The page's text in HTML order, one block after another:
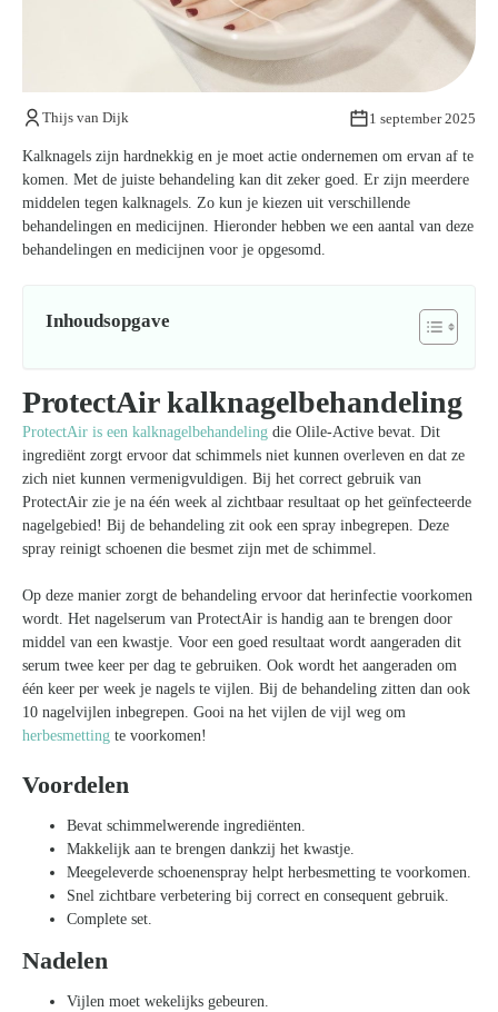
Kom van je kalknagels af
Thijs van Dijk 1 september 2025
Kalknagels zijn hardnekkig en je moet actie ondernemen om ervan af te
komen. Met de juiste behandeling kan dit zeker goed. Er zijn meerdere
middelen tegen kalknagels. Zo kun je kiezen uit verschillende
behandelingen en medicijnen. Hieronder hebben we een aantal van deze
behandelingen en medicijnen voor je opgesomd.
Inhoudsopgave
ProtectAir kalknagelbehandeling
ProtectAir is een kalknagelbehandeling die Olile-Active bevat. Dit
ingrediënt zorgt ervoor dat schimmels niet kunnen overleven en dat ze
zich niet kunnen vermenigvuldigen. Bij het correct gebruik van
ProtectAir zie je na één week al zichtbaar resultaat op het geïnfecteerde
nagelgebied! Bij de behandeling zit ook een spray inbegrepen. Deze
spray reinigt schoenen die besmet zijn met de schimmel.
Op deze manier zorgt de behandeling ervoor dat herinfectie voorkomen
wordt. Het nagelserum van ProtectAir is handig aan te brengen door
middel van een kwastje. Voor een goed resultaat wordt aangeraden dit
serum twee keer per dag te gebruiken. Ook wordt het aangeraden om
één keer per week je nagels te vijlen. Bij de behandeling zitten dan ook
10 nagelvijlen inbegrepen. Gooi na het vijlen de vijl weg om
herbesmetting te voorkomen!
Voordelen
Bevat schimmelwerende ingrediënten.
Makkelijk aan te brengen dankzij het kwastje.
Meegeleverde schoenenspray helpt herbesmetting te voorkomen.
Snel zichtbare verbetering bij correct en consequent gebruik.
Complete set.
Nadelen
Vijlen moet wekelijks gebeuren.